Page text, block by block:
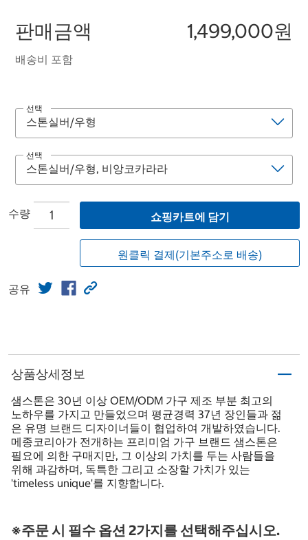
판매금액 1,499,000원
배송비 포함
선택
선택
수량 쇼핑카트에 담기
원클릭 결제(기본주소로 배송)
공유
상품상세정보
샘스톤은 30년 이상 OEM/ODM 가구 제조 부분 최고의
노하우를 가지고 만들었으며 평균경력 37년 장인들과 젊
은 유명 브랜드 디자이너들이 협업하여 개발하였습니다.
메종코리아가 전개하는 프리미엄 가구 브랜드 샘스톤은
필요에 의한 구매지만, 그 이상의 가치를 두는 사람들을
위해 과감하며, 독특한 그리고 소장할 가치가 있는
'timeless unique'를 지향합니다.
※주문 시 필수 옵션 2가지를 선택해주십시오.